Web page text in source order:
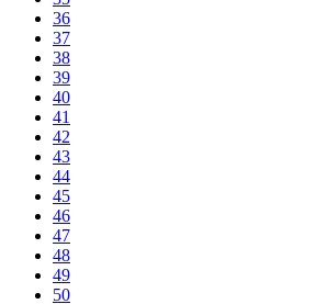
36
37
38
39
40
41
42
43
44
45
46
47
48
49
50